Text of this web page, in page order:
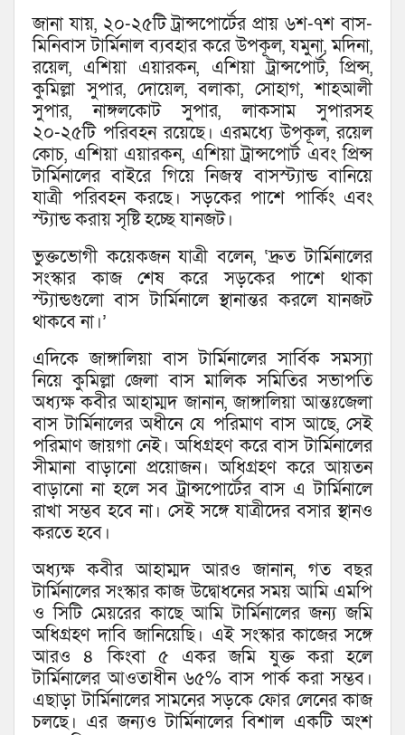
জানা যায়, ২০-২৫টি ট্রান্সপোর্টের প্রায় ৬শ-৭শ বাস-
মিনিবাস টার্মিনাল ব্যবহার করে উপকূল, যমুনা, মদিনা,
রয়েল, এশিয়া এয়ারকন, এশিয়া ট্রান্সপোর্ট, প্রিন্স,
কুমিল্লা সুপার, দোয়েল, বলাকা, সোহাগ, শাহআলী
সুপার, নাঙ্গলকোট সুপার, লাকসাম সুপারসহ
২০-২৫টি পরিবহন রয়েছে। এরমধ্যে উপকূল, রয়েল
কোচ, এশিয়া এয়ারকন, এশিয়া ট্রান্সপোর্ট এবং প্রিন্স
টার্মিনালের বাইরে গিয়ে নিজস্ব বাসস্ট্যান্ড বানিয়ে
যাত্রী পরিবহন করছে। সড়কের পাশে পার্কিং এবং
স্ট্যান্ড করায় সৃষ্টি হচ্ছে যানজট।
ভুক্তভোগী কয়েকজন যাত্রী বলেন, ‘দ্রুত টার্মিনালের
সংস্কার কাজ শেষ করে সড়কের পাশে থাকা
স্ট্যান্ডগুলো বাস টার্মিনালে স্থানান্তর করলে যানজট
থাকবে না।’
এদিকে জাঙ্গালিয়া বাস টার্মিনালের সার্বিক সমস্যা
নিয়ে কুমিল্লা জেলা বাস মালিক সমিতির সভাপতি
অধ্যক্ষ কবীর আহাম্মদ জানান, জাঙ্গালিয়া আন্তঃজেলা
বাস টার্মিনালের অধীনে যে পরিমাণ বাস আছে, সেই
পরিমাণ জায়গা নেই। অধিগ্রহণ করে বাস টার্মিনালের
সীমানা বাড়ানো প্রয়োজন। অধিগ্রহণ করে আয়তন
বাড়ানো না হলে সব ট্রান্সপোর্টের বাস এ টার্মিনালে
রাখা সম্ভব হবে না। সেই সঙ্গে যাত্রীদের বসার স্থানও
করতে হবে।
অধ্যক্ষ কবীর আহাম্মদ আরও জানান, গত বছর
টার্মিনালের সংস্কার কাজ উদ্বোধনের সময় আমি এমপি
ও সিটি মেয়রের কাছে আমি টার্মিনালের জন্য জমি
অধিগ্রহণ দাবি জানিয়েছি। এই সংস্কার কাজের সঙ্গে
আরও ৪ কিংবা ৫ একর জমি যুক্ত করা হলে
টার্মিনালের আওতাধীন ৬৫% বাস পার্ক করা সম্ভব।
এছাড়া টার্মিনালের সামনের সড়কে ফোর লেনের কাজ
চলছে। এর জন্যও টার্মিনালের বিশাল একটি অংশ